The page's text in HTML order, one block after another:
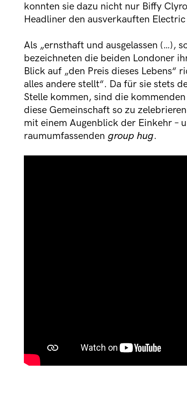
konnten sie dazu nicht nur Biffy
Headliner den ausverkauften
Als „ernsthaft und ausgelassen (…),
bezeichneten die beiden Londoner
Blick auf „den Preis dieses Lebens“
alles andere stellt“. Da für sie stets
Stelle kommen, sind die
diese Gemeinschaft so zu
mit einem Augenblick der Einkehr –
raumumfassenden group hug.